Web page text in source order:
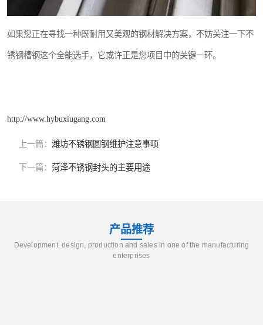
如果您正在寻找一种既耐用又美观的钢材解决方案，不妨关注一下不
锈钢槽钢这个全能选手，它或许正是您项目中的关键一环。
http://www.hybuxiugang.com
上一篇： 潍坊不锈钢圆钢维护注意事项
下一篇： 菏泽不锈钢封头的主要用途
产品推荐
Development, design, production and sales in one of the manufacturing
enterprises